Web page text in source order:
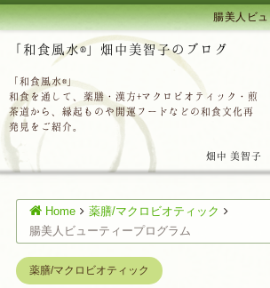
腸美人ビ
「和食風水®」畑中美智子のブログ
「和食風水®」
和食を通して、薬膳・漢方+マクロビオティック・煎
茶道から、縁起ものや開運フードなどの和食文化再
発見をご紹介。
畑中 美智子
Home
薬膳/マクロビオティック
腸美人ビューティープログラム
薬膳/マクロビオティック